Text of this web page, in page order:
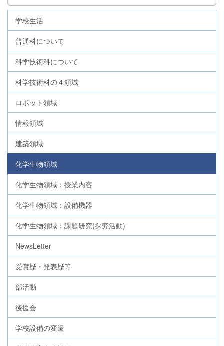
学校生活
普通科について
科学技術科について
科学技術科の４領域
ロボット領域
情報領域
建築領域
化学生物領域
化学生物領域：授業内容
化学生物領域：設備機器
化学生物領域：課題研究(探究活動)
NewsLetter
受賞歴・発表歴等
部活動
後援会
学校設備の変遷